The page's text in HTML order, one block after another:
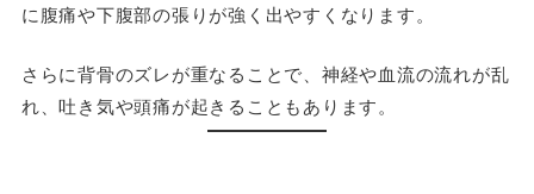
に腹痛や下腹部の張りが強く出やすくなります。
さらに背骨のズレが重なることで、神経や血流の流れが乱
れ、吐き気や頭痛が起きることもあります。